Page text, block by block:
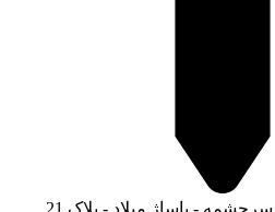
- پاساژ میلاد - پلاک 21